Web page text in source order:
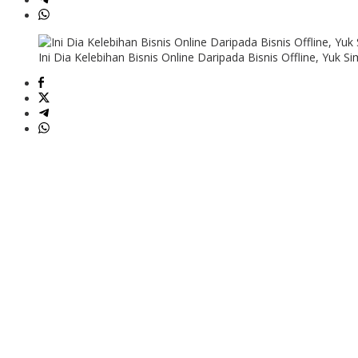
Ini Dia Kelebihan Bisnis Online Daripada Bisnis Offline, Yuk